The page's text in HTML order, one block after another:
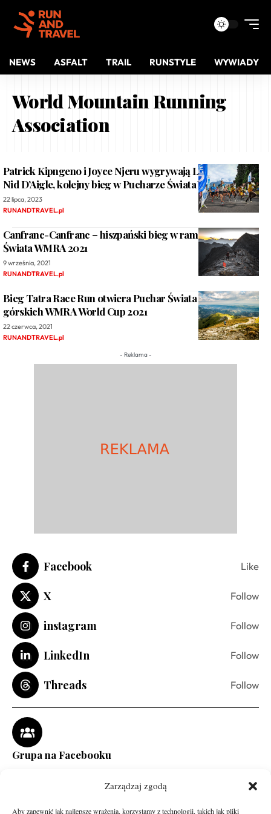
Zarządzaj zgodą
Aby zapewnić jak najlepsze wrażenia, korzystamy z technologii, takich jak pliki
NEWS ASFALT TRAIL RUNSTYLE WYWIADY
World Mountain Running
Association
Patrick Kipngeno i Joyce Njeru wygrywają La Montee Du
Nid D’Aigle, kolejny bieg w Pucharze Świata WMRA 2023
22 lipca, 2023
RUNANDTRAVEL.pl
Canfranc-Canfranc – hiszpański bieg w ramach Pucharu
Świata WMRA 2021
9 września, 2021
RUNANDTRAVEL.pl
Bieg Tatra Race Run otwiera Puchar Świata w biegach
górskich WMRA World Cup 2021
22 czerwca, 2021
RUNANDTRAVEL.pl
- Reklama -
Facebook Like
X Follow
instagram Follow
LinkedIn Follow
Threads Follow
Grupa na Facebooku